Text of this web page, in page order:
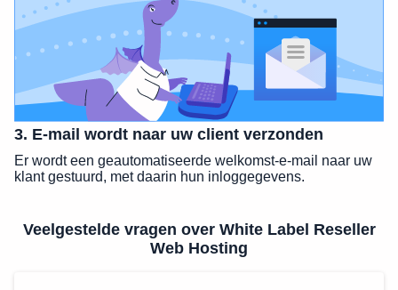
3. E-mail wordt naar uw client verzonden
Er wordt een geautomatiseerde welkomst-e-mail naar uw
klant gestuurd, met daarin hun inloggegevens.
Veelgestelde vragen over White Label Reseller
Web Hosting